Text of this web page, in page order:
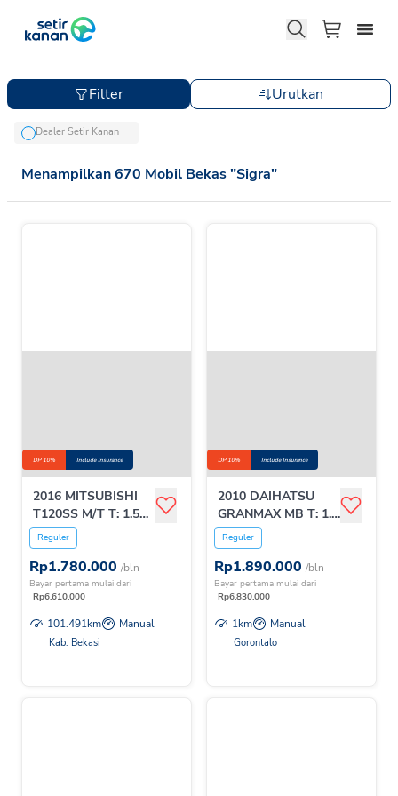
Filter Urutkan
Dealer Setir Kanan
Menampilkan670 Mobil Bekas"Sigra"
DP 10% Include Insurance
2016 MITSUBISHI
T120SS M/T T: 1.5
PU
Reguler
Rp1.780.000 /bln
Bayar pertama mulai dari
Rp6.610.000
101.491km Manual
Kab. Bekasi
DP 10% Include Insurance
2010 DAIHATSU
GRANMAX MB T: 1.3
M/T
Reguler
Rp1.890.000 /bln
Bayar pertama mulai dari
Rp6.830.000
1km Manual
Gorontalo